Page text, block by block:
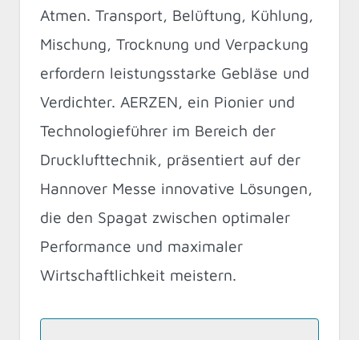
Atmen. Transport, Belüftung, Kühlung,
Mischung, Trocknung und Verpackung
erfordern leistungsstarke Gebläse und
Verdichter. AERZEN, ein Pionier und
Technologieführer im Bereich der
Drucklufttechnik, präsentiert auf der
Hannover Messe innovative Lösungen,
die den Spagat zwischen optimaler
Performance und maximaler
Wirtschaftlichkeit meistern.